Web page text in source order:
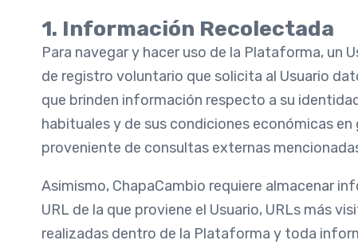
1. Información Recolectada
Para navegar y hacer uso de la Plataforma,
de registro voluntario que solicita al Usuario
que brinden información respecto a su
habituales y de sus condiciones económicas
proveniente de consultas externas
Asimismo, ChapaCambio requiere almacenar
URL de la que proviene el Usuario, URLs más
realizadas dentro de la Plataforma y toda